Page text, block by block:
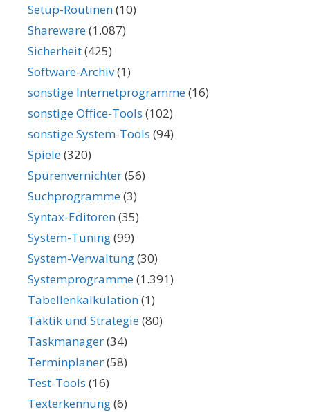
Setup-Routinen(10)
Shareware(1.087)
Sicherheit(425)
Software-Archiv(1)
sonstige Internetprogramme(16)
sonstige Office-Tools (102)
sonstige System-Tools (94)
Spiele(320)
Spurenvernichter(56)
Suchprogramme(3)
Syntax-Editoren(35)
System-Tuning(99)
System-Verwaltung(30)
Systemprogramme(1.391)
Tabellenkalkulation(1)
Taktik und Strategie(80)
Taskmanager(34)
Terminplaner(58)
Test-Tools (16)
Texterkennung(6)